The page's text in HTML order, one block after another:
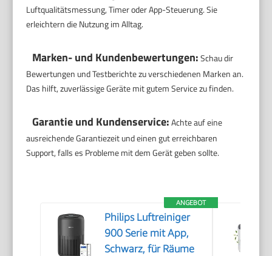
Luftqualitätsmessung, Timer oder App-Steuerung. Sie
erleichtern die Nutzung im Alltag.
Marken- und Kundenbewertungen:Schau dir
Bewertungen und Testberichte zu verschiedenen Marken an.
Das hilft, zuverlässige Geräte mit gutem Service zu finden.
Garantie und Kundenservice:Achte auf eine
ausreichende Garantiezeit und einen gut erreichbaren
Support, falls es Probleme mit dem Gerät geben sollte.
ANGEBOT
Philips Luftreiniger
900 Serie mit App,
Schwarz, für Räume